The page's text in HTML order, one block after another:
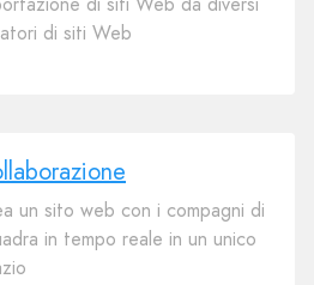
di siti Web
un sito web con i compagni di
in tempo reale in un unico